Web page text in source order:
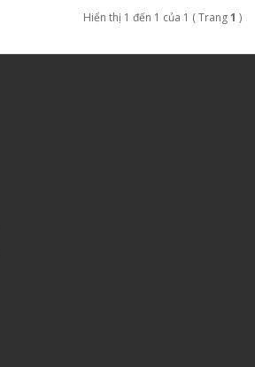
Hiển thị 1 đến 1 của 1 ( Trang1 )